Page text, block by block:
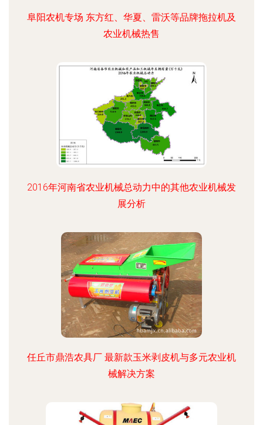
阜阳农机专场 东方红、华夏、雷沃等品牌拖拉机及
农业机械热售
2016年河南省农业机械总动力中的其他农业机械发
展分析
任丘市鼎浩农具厂 最新款玉米剥皮机与多元农业机
械解决方案